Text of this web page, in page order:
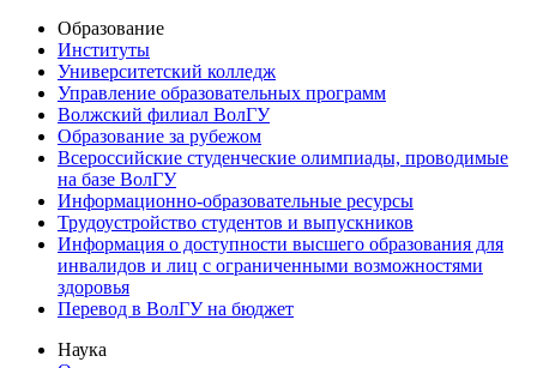
Образование
Институты
Университетский колледж
Управление образовательных программ
Волжский филиал ВолГУ
Образование за рубежом
Всероссийские студенческие олимпиады, проводимые
на базе ВолГУ
Информационно-образовательные ресурсы
Трудоустройство студентов и выпускников
Информация о доступности высшего образования для
инвалидов и лиц с ограниченными возможностями
здоровья
Перевод в ВолГУ на бюджет
Наука